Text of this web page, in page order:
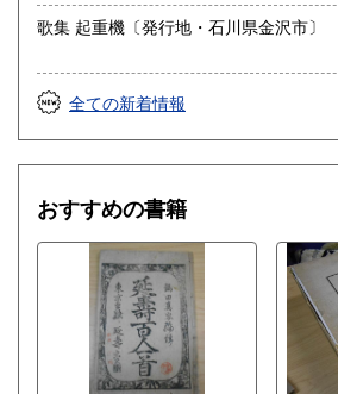
全ての新着情報
おすすめの書籍